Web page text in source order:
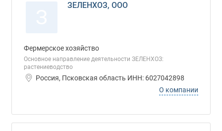
ЗЕЛЕНХОЗ, ООО
Фермерское хозяйство
Основное направление деятельности ЗЕЛЕНХОЗ:
растениеводство
Россия, Псковская область ИНН: 6027042898
О компании